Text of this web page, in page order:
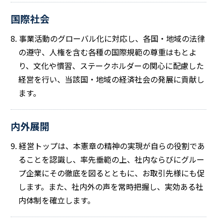
国際社会
8. 事業活動のグローバル化に対応し、各国・地域の法律
の遵守、人権を含む各種の国際規範の尊重はもとよ
り、文化や慣習、ステークホルダーの関心に配慮した
経営を行い、当該国・地域の経済社会の発展に貢献し
ます。
内外展開
9. 経営トップは、本憲章の精神の実現が自らの役割であ
ることを認識し、率先垂範の上、社内ならびにグルー
プ企業にその徹底を図るとともに、お取引先様にも促
します。また、社内外の声を常時把握し、実効ある社
内体制を確立します。